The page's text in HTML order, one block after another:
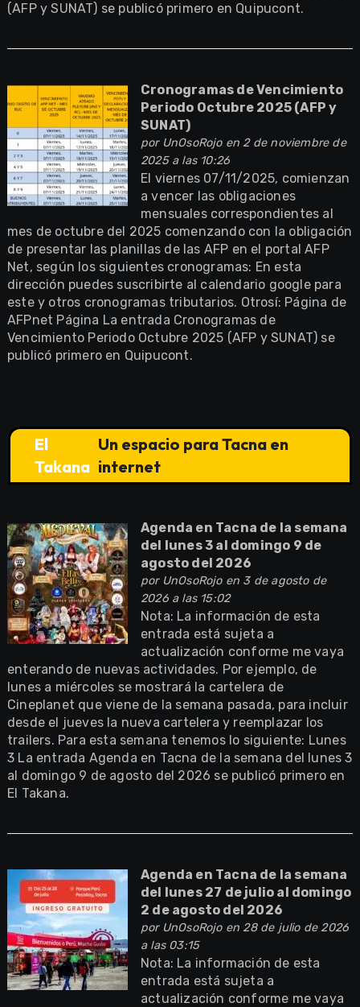
(AFP y SUNAT) se publicó primero en Quipucont.
Cronogramas de Vencimiento
Periodo Octubre 2025 (AFP y
SUNAT)
por UnOsoRojoen 2 de noviembre de
2025 a las 10:26
El viernes 07/11/2025, comienzan
a vencer las obligaciones
mensuales correspondientes al
mes de octubre del 2025 comenzando con la obligación
de presentar las planillas de las AFP en el portal AFP
Net, según los siguientes cronogramas: En esta
dirección puedes suscribirte al calendario google para
este y otros cronogramas tributarios. Otrosí: Página de
AFPnet Página La entrada Cronogramas de
Vencimiento Periodo Octubre 2025 (AFP y SUNAT) se
publicó primero en Quipucont.
El
Takana
Un espacio para Tacna en
internet
Agenda en Tacna de la semana
del lunes 3 al domingo 9 de
agosto del 2026
por UnOsoRojoen 3 de agosto de
2026 a las 15:02
Nota: La información de esta
entrada está sujeta a
actualización conforme me vaya
enterando de nuevas actividades. Por ejemplo, de
lunes a miércoles se mostrará la cartelera de
Cineplanet que viene de la semana pasada, para incluir
desde el jueves la nueva cartelera y reemplazar los
trailers. Para esta semana tenemos lo siguiente: Lunes
3 La entrada Agenda en Tacna de la semana del lunes 3
al domingo 9 de agosto del 2026 se publicó primero en
El Takana.
Agenda en Tacna de la semana
del lunes 27 de julio al domingo
2 de agosto del 2026
por UnOsoRojoen 28 de julio de 2026
a las 03:15
Nota: La información de esta
entrada está sujeta a
actualización conforme me vaya